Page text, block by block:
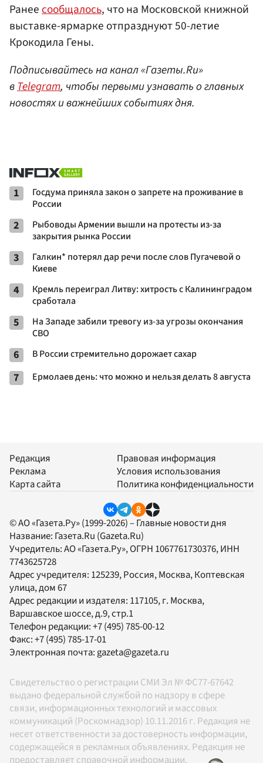
Ранее сообщалось, что на Московской книжной
выставке-ярмарке отпразднуют 50-летие
Крокодила Гены.
Подписывайтесь на канал «Газеты.Ru»
вTelegram, чтобы первыми узнавать о главных
новостях и важнейших событиях дня.
1
Госдума приняла закон о запрете на проживание в
России
2
Рыбоводы Армении вышли на протесты из-за
закрытия рынка России
3
Галкин* потерял дар речи после слов Пугачевой о
Киеве
4
Кремль переиграл Литву: хитрость с Калининградом
сработала
5
На Западе забили тревогу из-за угрозы окончания
СВО
6 В России стремительно дорожает сахар
7 Ермолаев день: что можно и нельзя делать 8 августа
Редакция
Реклама
Карта сайта
Правовая информация
Условия использования
Политика конфиденциальности
© АО «Газета.Ру» (1999-2026) – Главные новости дня
Название: Газета.Ru (Gazeta.Ru)
Учредитель:АО «Газета.Ру», ОГРН 1067761730376, ИНН
7743625728
Адрес учредителя: 125239, Россия, Москва, Коптевская
улица, дом 67
Адрес редакции и издателя: 117105, г. Москва,
Варшавское шоссе, д.9, стр.1
Телефон редакции:+7 (495) 785-00-12
Факс:+7 (495) 785-17-01
Электронная почта:gazeta@gazeta.ru
Свидетельство о регистрации СМИ Эл № ФС77-67642
выдано федеральной службой по надзору в сфере
связи, информационных технологий и массовых
коммуникаций (Роскомнадзор) 10.11.2016 г. Редакция не
несет ответственности за достоверность информации,
содержащейся в рекламных объявлениях. Редакция не
предоставляет справочной информации.